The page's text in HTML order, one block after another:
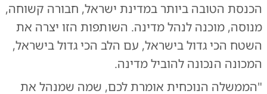
הכנסת הטובה ביותר במדינת ישראל, חבורה קשוחה,
מנוסה, מוכנה לנהל מדינה. השותפות הזו יצרה את
השטח הכי גדול בישראל, עם הלב הכי גדול בישראל,
המכונה הנכונה להוביל מדינה.
"הממשלה הנוכחית אומרת לכם, שמה שמנהל את